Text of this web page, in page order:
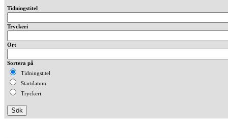
Tidningstitel
Tryckeri
Ort
Sortera på
Tidningstitel
Startdatum
Tryckeri